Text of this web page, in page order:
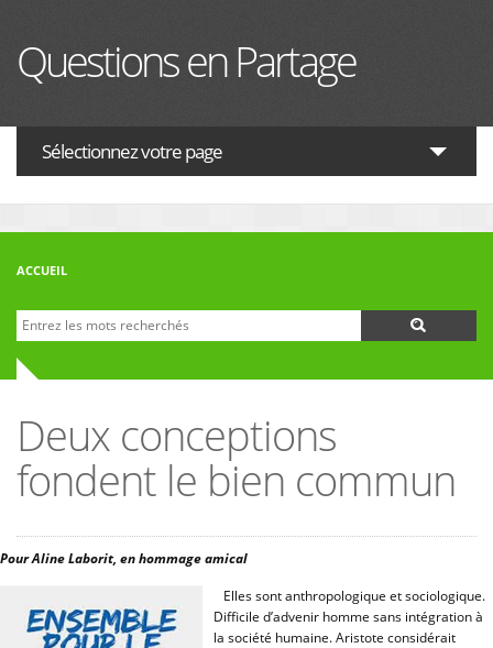
Questions en Partage
Sélectionnez votre page
ACTUALITES
FORUM
ACCUEIL
Formulaire de recherche
Recherche
Deux conceptions
fondent le bien commun
Pour Aline Laborit, en hommage amical
Elles sont anthropologique et sociologique.
Difficile d’advenir homme sans intégration à
la société humaine. Aristote considérait